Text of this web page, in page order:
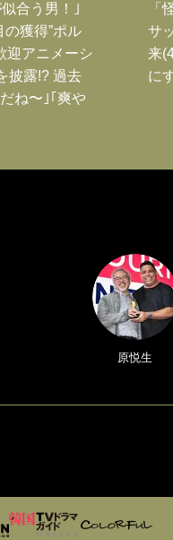
合う男！｣
の獲得”ポル
迎アニメーシ
披露!? 過去
ね〜｣｢爽や
「
サ
来
に
原悦生